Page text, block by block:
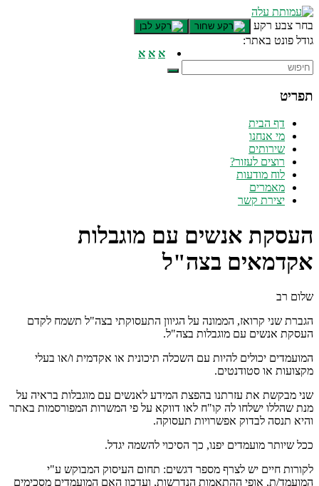
דלג לתוכן רצוי/Skip to content
בחר צבע רקע
גודל פונט באתר:
א א א
תפריט
דף הבית
מי אנחנו
שירותים
רוצים לעזור?
לוח מודעות
מאמרים
יצירת קשר
העסקת אנשים עם מוגבלות
אקדמאים בצה"ל
שלום רב
הגברת שני קרואז, הממונה על הגיוון התעסוקתי בצה"ל תשמח לקדם
העסקת אנשים עם מוגבלות בצה"ל.
המועמדים יכולים להיות עם השכלה תיכונית או אקדמית ו/או בעלי
מקצועות או סטודנטים.
שני מבקשת את עזרתנו בהפצת המידע לאנשים עם מוגבלות בראיה על
מנת שהללו ישלחו לה קו"ח לאו דווקא על פי המשרות המפורסמות באתר
והיא תנסה לבדוק אפשרויות תעסוקה.
ככל שיותר מועמדים יפנו, כך הסיכוי להשמה יגדל.
לקורות חיים יש לצרף מספר דגשים: תחום העיסוק המבוקש ע"י
המועמד/ת, אופי ההתאמות הנדרשות, ועדכון האם המועמדים מסכימים